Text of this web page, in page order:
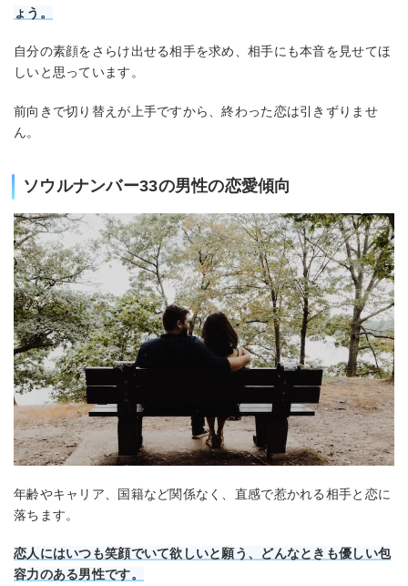
ょう。
自分の素顔をさらけ出せる相手を求め、相手にも本音を見せてほ
しいと思っています。
前向きで切り替えが上手ですから、終わった恋は引きずりませ
ん。
ソウルナンバー33の男性の恋愛傾向
年齢やキャリア、国籍など関係なく、直感で惹かれる相手と恋に
落ちます。
恋人にはいつも笑顔でいて欲しいと願う、どんなときも優しい包
容力のある男性です。